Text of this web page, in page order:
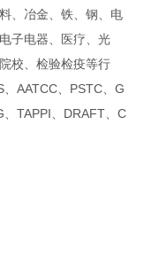
、冶金、铁、钢、电
子电器、医疗、光
校、检验检疫等行
AATCC、PSTC、G
TAPPI、DRAFT、C